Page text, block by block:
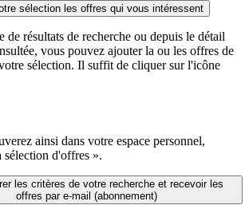
sélection les offres qui vous intéressent
de résultats de recherche ou depuis le détail
vous pouvez ajouter la ou les offres de
sélection. Il suffit de cliquer sur l'icône
ainsi dans votre espace personnel,
d'offres ».
les critères de votre recherche et recevoir les
offres par e-mail (abonnement)